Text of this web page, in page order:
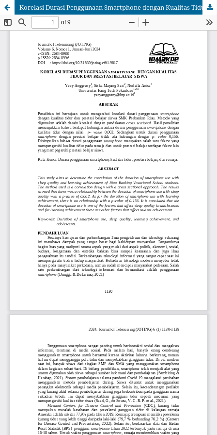
Korelasi Durasi Penggunaan Smartphone dengan Kualitas Tidur dan Prestasi Belajar Siswa